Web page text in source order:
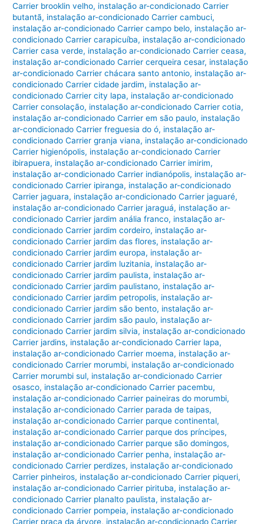
Carrier brooklin velho, instalação ar-condicionado Carrier
butantã, instalação ar-condicionado Carrier cambuci,
instalação ar-condicionado Carrier campo belo, instalação ar-
condicionado Carrier carapicuíba, instalação ar-condicionado
Carrier casa verde, instalação ar-condicionado Carrier ceasa,
instalação ar-condicionado Carrier cerqueira cesar, instalação
ar-condicionado Carrier chácara santo antonio, instalação ar-
condicionado Carrier cidade jardim, instalação ar-
condicionado Carrier city lapa, instalação ar-condicionado
Carrier consolação, instalação ar-condicionado Carrier cotia,
instalação ar-condicionado Carrier em são paulo, instalação
ar-condicionado Carrier freguesia do ó, instalação ar-
condicionado Carrier granja viana, instalação ar-condicionado
Carrier higienópolis, instalação ar-condicionado Carrier
ibirapuera, instalação ar-condicionado Carrier imirim,
instalação ar-condicionado Carrier indianópolis, instalação ar-
condicionado Carrier ipiranga, instalação ar-condicionado
Carrier jaguara, instalação ar-condicionado Carrier jaguaré,
instalação ar-condicionado Carrier jaraguá, instalação ar-
condicionado Carrier jardim anália franco, instalação ar-
condicionado Carrier jardim cordeiro, instalação ar-
condicionado Carrier jardim das flores, instalação ar-
condicionado Carrier jardim europa, instalação ar-
condicionado Carrier jardim luzitania, instalação ar-
condicionado Carrier jardim paulista, instalação ar-
condicionado Carrier jardim paulistano, instalação ar-
condicionado Carrier jardim petropolis, instalação ar-
condicionado Carrier jardim são bento, instalação ar-
condicionado Carrier jardim são paulo, instalação ar-
condicionado Carrier jardim silvia, instalação ar-condicionado
Carrier jardins, instalação ar-condicionado Carrier lapa,
instalação ar-condicionado Carrier moema, instalação ar-
condicionado Carrier morumbi, instalação ar-condicionado
Carrier morumbi sul, instalação ar-condicionado Carrier
osasco, instalação ar-condicionado Carrier pacembu,
instalação ar-condicionado Carrier paineiras do morumbi,
instalação ar-condicionado Carrier parada de taipas,
instalação ar-condicionado Carrier parque continental,
instalação ar-condicionado Carrier parque dos príncipes,
instalação ar-condicionado Carrier parque são domingos,
instalação ar-condicionado Carrier penha, instalação ar-
condicionado Carrier perdizes, instalação ar-condicionado
Carrier pinheiros, instalação ar-condicionado Carrier piqueri,
instalação ar-condicionado Carrier pirituba, instalação ar-
condicionado Carrier planalto paulista, instalação ar-
condicionado Carrier pompeia, instalação ar-condicionado
Carrier praça da árvore, instalação ar-condicionado Carrier